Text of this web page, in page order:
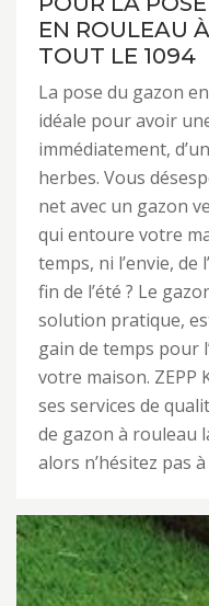
EN ROULEAU
TOUT LE 1094
La pose du gazon
idéale pour avoir
immédiatement,
herbes. Vous
net avec un gazon
qui entoure votre
temps, ni l’envie,
fin de l’été ? Le
solution pratique,
gain de temps pour
votre maison. ZEPP
ses services de
de gazon à rouleau
alors n’hésitez pas